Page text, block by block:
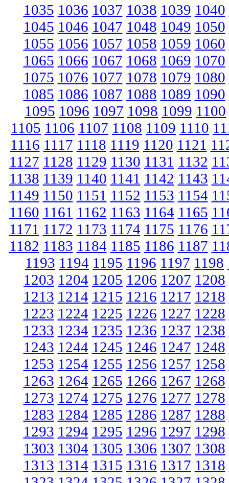
1035 1036 1037 1038 1039 1040
1045 1046 1047 1048 1049 1050
1055 1056 1057 1058 1059 1060
1065 1066 1067 1068 1069 1070
1075 1076 1077 1078 1079 1080
1085 1086 1087 1088 1089 1090
1095 1096 1097 1098 1099 1100
1105 1106 1107 1108 1109 1110
1116 1117 1118 1119 1120 1121
1127 1128 1129 1130 1131 1132
1138 1139 1140 1141 1142 1143
1149 1150 1151 1152 1153 1154
1160 1161 1162 1163 1164 1165
1171 1172 1173 1174 1175 1176
1182 1183 1184 1185 1186 1187
1193 1194 1195 1196 1197 1198
1203 1204 1205 1206 1207 1208
1213 1214 1215 1216 1217 1218
1223 1224 1225 1226 1227 1228
1233 1234 1235 1236 1237 1238
1243 1244 1245 1246 1247 1248
1253 1254 1255 1256 1257 1258
1263 1264 1265 1266 1267 1268
1273 1274 1275 1276 1277 1278
1283 1284 1285 1286 1287 1288
1293 1294 1295 1296 1297 1298
1303 1304 1305 1306 1307 1308
1313 1314 1315 1316 1317 1318